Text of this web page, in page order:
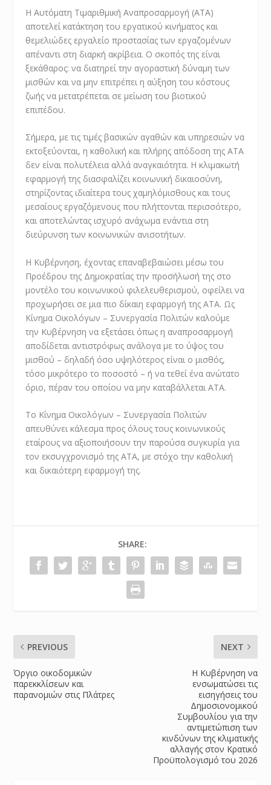
Η Αυτόματη Τιμαριθμική Αναπροσαρμογή (ΑΤΑ)
αποτελεί κατάκτηση του εργατικού κινήματος και
θεμελιώδες εργαλείο προστασίας των εργαζομένων
απέναντι στη διαρκή ακρίβεια. Ο σκοπός της είναι
ξεκάθαρος: να διατηρεί την αγοραστική δύναμη των
μισθών και να μην επιτρέπει η αύξηση του κόστους
ζωής να μετατρέπεται σε μείωση του βιοτικού
επιπέδου.
Σήμερα, με τις τιμές βασικών αγαθών και υπηρεσιών να
εκτοξεύονται, η καθολική και πλήρης απόδοση της ΑΤΑ
δεν είναι πολυτέλεια αλλά αναγκαιότητα. Η κλιμακωτή
εφαρμογή της διασφαλίζει κοινωνική δικαιοσύνη,
στηρίζοντας ιδιαίτερα τους χαμηλόμισθους και τους
μεσαίους εργαζόμενους που πλήττονται περισσότερο,
και αποτελώντας ισχυρό ανάχωμα ενάντια στη
διεύρυνση των κοινωνικών ανισοτήτων.
Η Κυβέρνηση, έχοντας επαναβεβαιώσει μέσω του
Προέδρου της Δημοκρατίας την προσήλωσή της στο
μοντέλο του κοινωνικού φιλελευθερισμού, οφείλει να
προχωρήσει σε μια πιο δίκαιη εφαρμογή της ΑΤΑ. Ως
Κίνημα Οικολόγων – Συνεργασία Πολιτών καλούμε
την Κυβέρνηση να εξετάσει όπως η αναπροσαρμογή
αποδίδεται αντιστρόφως ανάλογα με το ύψος του
μισθού – δηλαδή όσο υψηλότερος είναι ο μισθός,
τόσο μικρότερο το ποσοστό – ή να τεθεί ένα ανώτατο
όριο, πέραν του οποίου να μην καταβάλλεται ΑΤΑ.
Το Κίνημα Οικολόγων – Συνεργασία Πολιτών
απευθύνει κάλεσμα προς όλους τους κοινωνικούς
εταίρους να αξιοποιήσουν την παρούσα συγκυρία για
τον εκσυγχρονισμό της ΑΤΑ, με στόχο την καθολική
και δικαιότερη εφαρμογή της.
SHARE:
PREVIOUS
Όργιο οικοδομικών
παρεκκλίσεων και
παρανομιών στις Πλάτρες
NEXT
Η Κυβέρνηση να
ενσωματώσει τις
εισηγήσεις του
Δημοσιονομικού
Συμβουλίου για την
αντιμετώπιση των
κινδύνων της κλιματικής
αλλαγής στον Κρατικό
Προϋπολογισμό του 2026